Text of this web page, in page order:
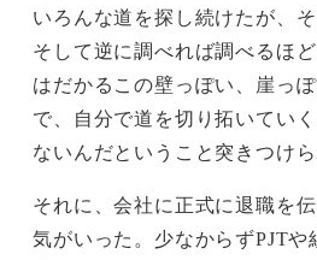
いろんな道を探し続けたが、
そして逆に調べれば調べるほ
はだかるこの壁っぽい、崖っ
で、自分で道を切り拓いてい
ないんだということ突きつけら
それに、会社に正式に退職を
気がいった。少なからずPJTや